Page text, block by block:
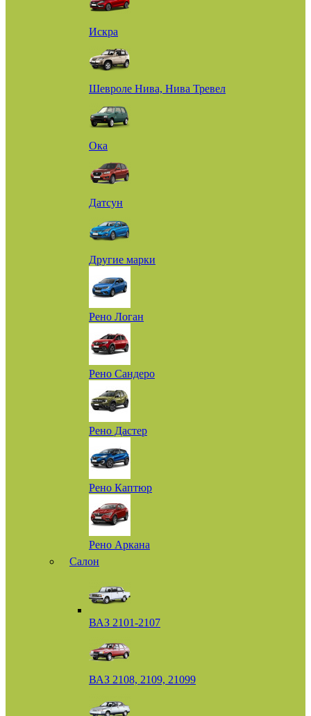
Искра
Шевроле Нива, Нива Тревел
Ока
Датсун
Другие марки
Рено Логан
Рено Сандеро
Рено Дастер
Рено Каптюр
Рено Аркана
Салон
ВАЗ 2101-2107
ВАЗ 2108, 2109, 21099